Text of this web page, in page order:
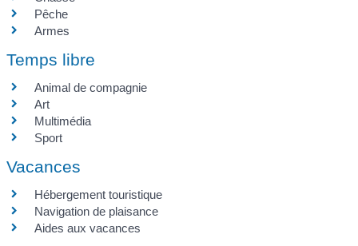
Pêche
Armes
Temps libre
Animal de compagnie
Art
Multimédia
Sport
Vacances
Hébergement touristique
Navigation de plaisance
Aides aux vacances